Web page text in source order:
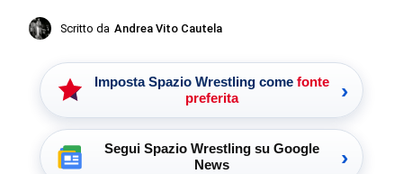
Scritto da Andrea Vito Cautela
Imposta Spazio Wrestling come fonte
preferita
›
Segui Spazio Wrestling su Google
News
›